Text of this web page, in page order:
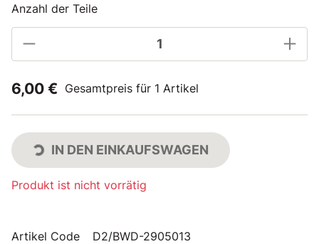
Anzahl der Teile
6,00 € Gesamtpreis für 1 Artikel
IN DEN EINKAUFSWAGEN
Produkt ist nicht vorrätig
Artikel Code D2/BWD-2905013